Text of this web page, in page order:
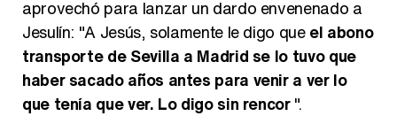
aprovechó para lanzar un dardo envenenado a
Jesulín: "A Jesús, solamente le digo queel abono
transporte de Sevilla a Madrid se lo tuvo que
haber sacado años antes para venir a ver lo
que tenía que ver. Lo digo sin rencor".